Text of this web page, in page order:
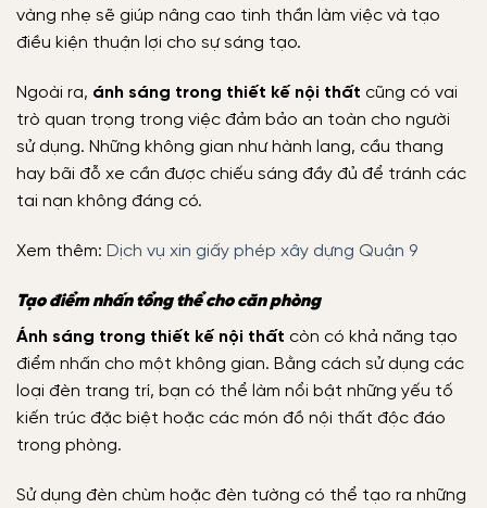
vàng nhẹ sẽ giúp nâng cao tinh thần làm việc và tạo
điều kiện thuận lợi cho sự sáng tạo.
Ngoài ra, ánh sáng trong thiết kế nội thất cũng có vai
trò quan trọng trong việc đảm bảo an toàn cho người
sử dụng. Những không gian như hành lang, cầu thang
hay bãi đỗ xe cần được chiếu sáng đầy đủ để tránh các
tai nạn không đáng có.
Xem thêm: Dịch vụ xin giấy phép xây dựng Quận 9
Tạo điểm nhấn tổng thể cho căn phòng
Ánh sáng trong thiết kế nội thất còn có khả năng tạo
điểm nhấn cho một không gian. Bằng cách sử dụng các
loại đèn trang trí, bạn có thể làm nổi bật những yếu tố
kiến trúc đặc biệt hoặc các món đồ nội thất độc đáo
trong phòng.
Sử dụng đèn chùm hoặc đèn tường có thể tạo ra những